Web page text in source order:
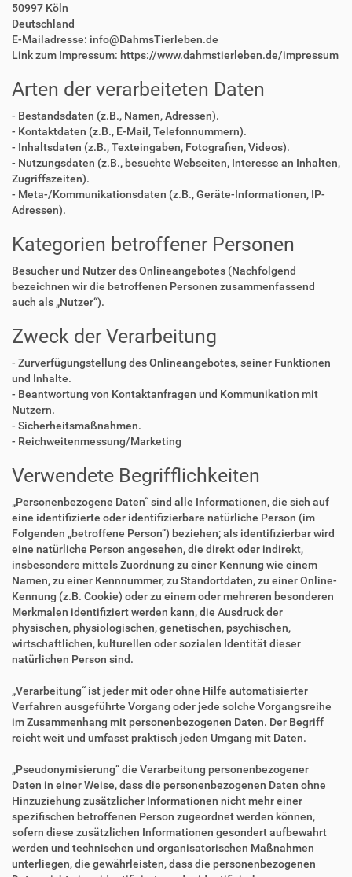
50997 Köln
Deutschland
E-Mailadresse: info@DahmsTierleben.de
Link zum Impressum: https://www.dahmstierleben.de/impressum
Arten der verarbeiteten Daten
- Bestandsdaten (z.B., Namen, Adressen).
- Kontaktdaten (z.B., E-Mail, Telefonnummern).
- Inhaltsdaten (z.B., Texteingaben, Fotografien, Videos).
- Nutzungsdaten (z.B., besuchte Webseiten, Interesse an Inhalten,
Zugriffszeiten).
- Meta-/Kommunikationsdaten (z.B., Geräte-Informationen, IP-
Adressen).
Kategorien betroffener Personen
Besucher und Nutzer des Onlineangebotes (Nachfolgend
bezeichnen wir die betroffenen Personen zusammenfassend
auch als „Nutzer“).
Zweck der Verarbeitung
- Zurverfügungstellung des Onlineangebotes, seiner Funktionen
und Inhalte.
- Beantwortung von Kontaktanfragen und Kommunikation mit
Nutzern.
- Sicherheitsmaßnahmen.
- Reichweitenmessung/Marketing
Verwendete Begrifflichkeiten
„Personenbezogene Daten“ sind alle Informationen, die sich auf
eine identifizierte oder identifizierbare natürliche Person (im
Folgenden „betroffene Person“) beziehen; als identifizierbar wird
eine natürliche Person angesehen, die direkt oder indirekt,
insbesondere mittels Zuordnung zu einer Kennung wie einem
Namen, zu einer Kennnummer, zu Standortdaten, zu einer Online-
Kennung (z.B. Cookie) oder zu einem oder mehreren besonderen
Merkmalen identifiziert werden kann, die Ausdruck der
physischen, physiologischen, genetischen, psychischen,
wirtschaftlichen, kulturellen oder sozialen Identität dieser
natürlichen Person sind.
„Verarbeitung“ ist jeder mit oder ohne Hilfe automatisierter
Verfahren ausgeführte Vorgang oder jede solche Vorgangsreihe
im Zusammenhang mit personenbezogenen Daten. Der Begriff
reicht weit und umfasst praktisch jeden Umgang mit Daten.
„Pseudonymisierung“ die Verarbeitung personenbezogener
Daten in einer Weise, dass die personenbezogenen Daten ohne
Hinzuziehung zusätzlicher Informationen nicht mehr einer
spezifischen betroffenen Person zugeordnet werden können,
sofern diese zusätzlichen Informationen gesondert aufbewahrt
werden und technischen und organisatorischen Maßnahmen
unterliegen, die gewährleisten, dass die personenbezogenen